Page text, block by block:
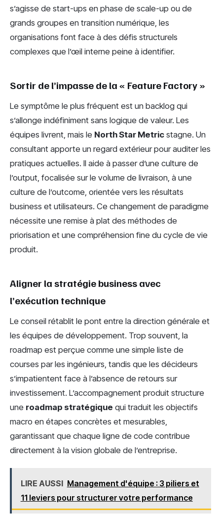
s’agisse de start-ups en phase de scale-up ou de
grands groupes en transition numérique, les
organisations font face à des défis structurels
complexes que l’œil interne peine à identifier.
Sortir de l’impasse de la « Feature Factory »
Le symptôme le plus fréquent est un backlog qui
s’allonge indéfiniment sans logique de valeur. Les
équipes livrent, mais le North Star Metric stagne. Un
consultant apporte un regard extérieur pour auditer les
pratiques actuelles. Il aide à passer d’une culture de
l’output, focalisée sur le volume de livraison, à une
culture de l’outcome, orientée vers les résultats
business et utilisateurs. Ce changement de paradigme
nécessite une remise à plat des méthodes de
priorisation et une compréhension fine du cycle de vie
produit.
Aligner la stratégie business avec
l’exécution technique
Le conseil rétablit le pont entre la direction générale et
les équipes de développement. Trop souvent, la
roadmap est perçue comme une simple liste de
courses par les ingénieurs, tandis que les décideurs
s’impatientent face à l’absence de retours sur
investissement. L’accompagnement produit structure
une roadmap stratégique qui traduit les objectifs
macro en étapes concrètes et mesurables,
garantissant que chaque ligne de code contribue
directement à la vision globale de l’entreprise.
LIRE AUSSI Management d'équipe : 3 piliers et
11 leviers pour structurer votre performance